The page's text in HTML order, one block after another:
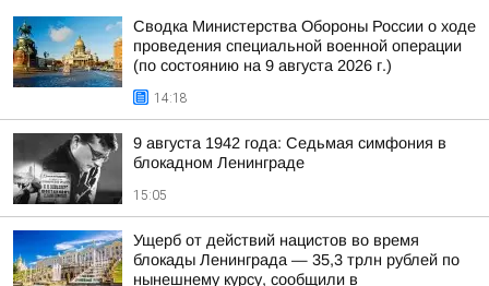
Сводка Министерства Обороны России о ходе
проведения специальной военной операции
(по состоянию на 9 августа 2026 г.)
14:18
9 августа 1942 года: Седьмая симфония в
блокадном Ленинграде
15:05
Ущерб от действий нацистов во время
блокады Ленинграда — 35,3 трлн рублей по
нынешнему курсу, сообщили в